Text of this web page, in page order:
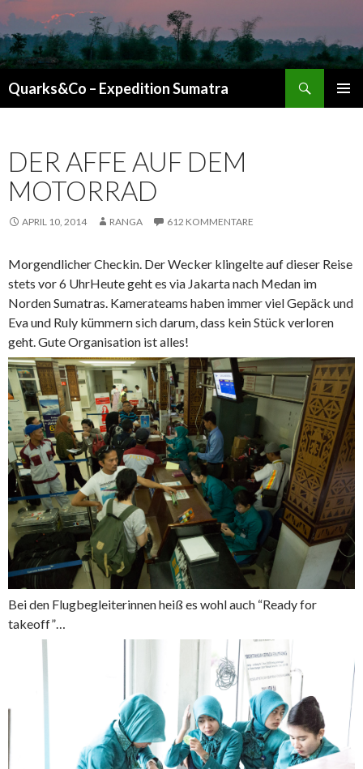
Quarks&Co – Expedition Sumatra
DER AFFE AUF DEM
MOTORRAD
APRIL 10, 2014 RANGA 612 KOMMENTARE
Morgendlicher Checkin. Der Wecker klingelte auf dieser Reise
stets vor 6 UhrHeute geht es via Jakarta nach Medan im
Norden Sumatras. Kamerateams haben immer viel Gepäck und
Eva und Ruly kümmern sich darum, dass kein Stück verloren
geht. Gute Organisation ist alles!
Bei den Flugbegleiterinnen heiß es wohl auch “Ready for
takeoff”…